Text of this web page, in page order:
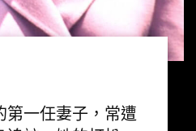
第一任妻子，常遭